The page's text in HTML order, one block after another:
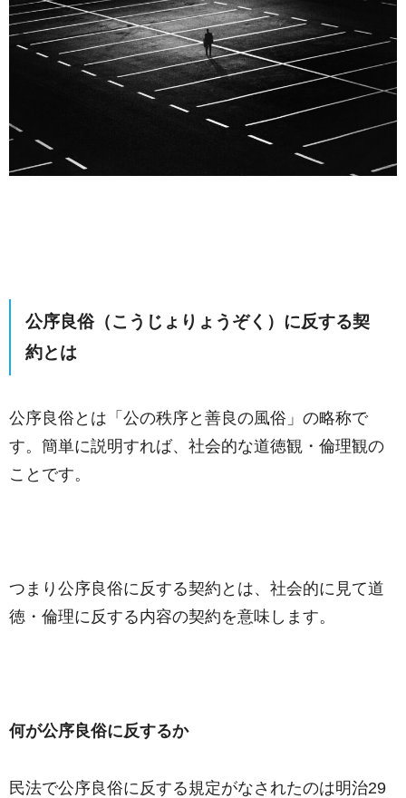
公序良俗（こうじょりょうぞく）に反する契
約とは
公序良俗とは「公の秩序と善良の風俗」の略称で
す。簡単に説明すれば、社会的な道徳観・倫理観の
ことです。
つまり公序良俗に反する契約とは、社会的に見て道
徳・倫理に反する内容の契約を意味します。
何が公序良俗に反するか
民法で公序良俗に反する規定がなされたのは明治29